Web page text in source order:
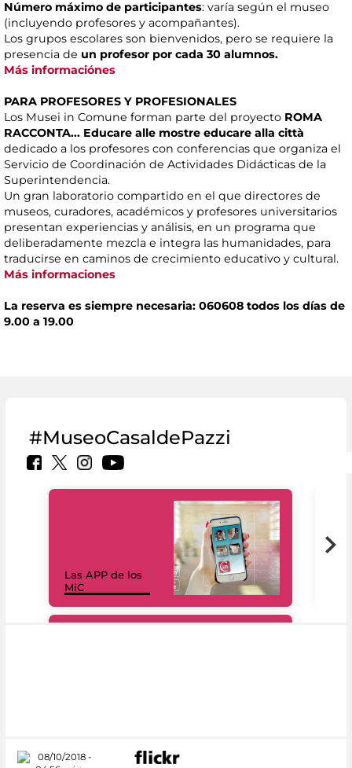
Número máximo de participantes: varía según el museo
(incluyendo profesores y acompañantes).
Los grupos escolares son bienvenidos, pero se requiere la
presencia de un profesor por cada 30 alumnos.
Más informaciónes
PARA PROFESORES Y PROFESIONALES
Los Musei in Comune forman parte del proyecto ROMA
RACCONTA... Educare alle mostre educare alla città
dedicado a los profesores con conferencias que organiza el
Servicio de Coordinación de Actividades Didácticas de la
Superintendencia.
Un gran laboratorio compartido en el que directores de
museos, curadores, académicos y profesores universitarios
presentan experiencias y análisis, en un programa que
deliberadamente mezcla e integra las humanidades, para
traducirse en caminos de crecimiento educativo y cultural.
Más informaciones
La reserva es siempre necesaria: 060608 todos los días de
9.00 a 19.00
#MuseoCasaldePazzi
Las APP de los
MiC